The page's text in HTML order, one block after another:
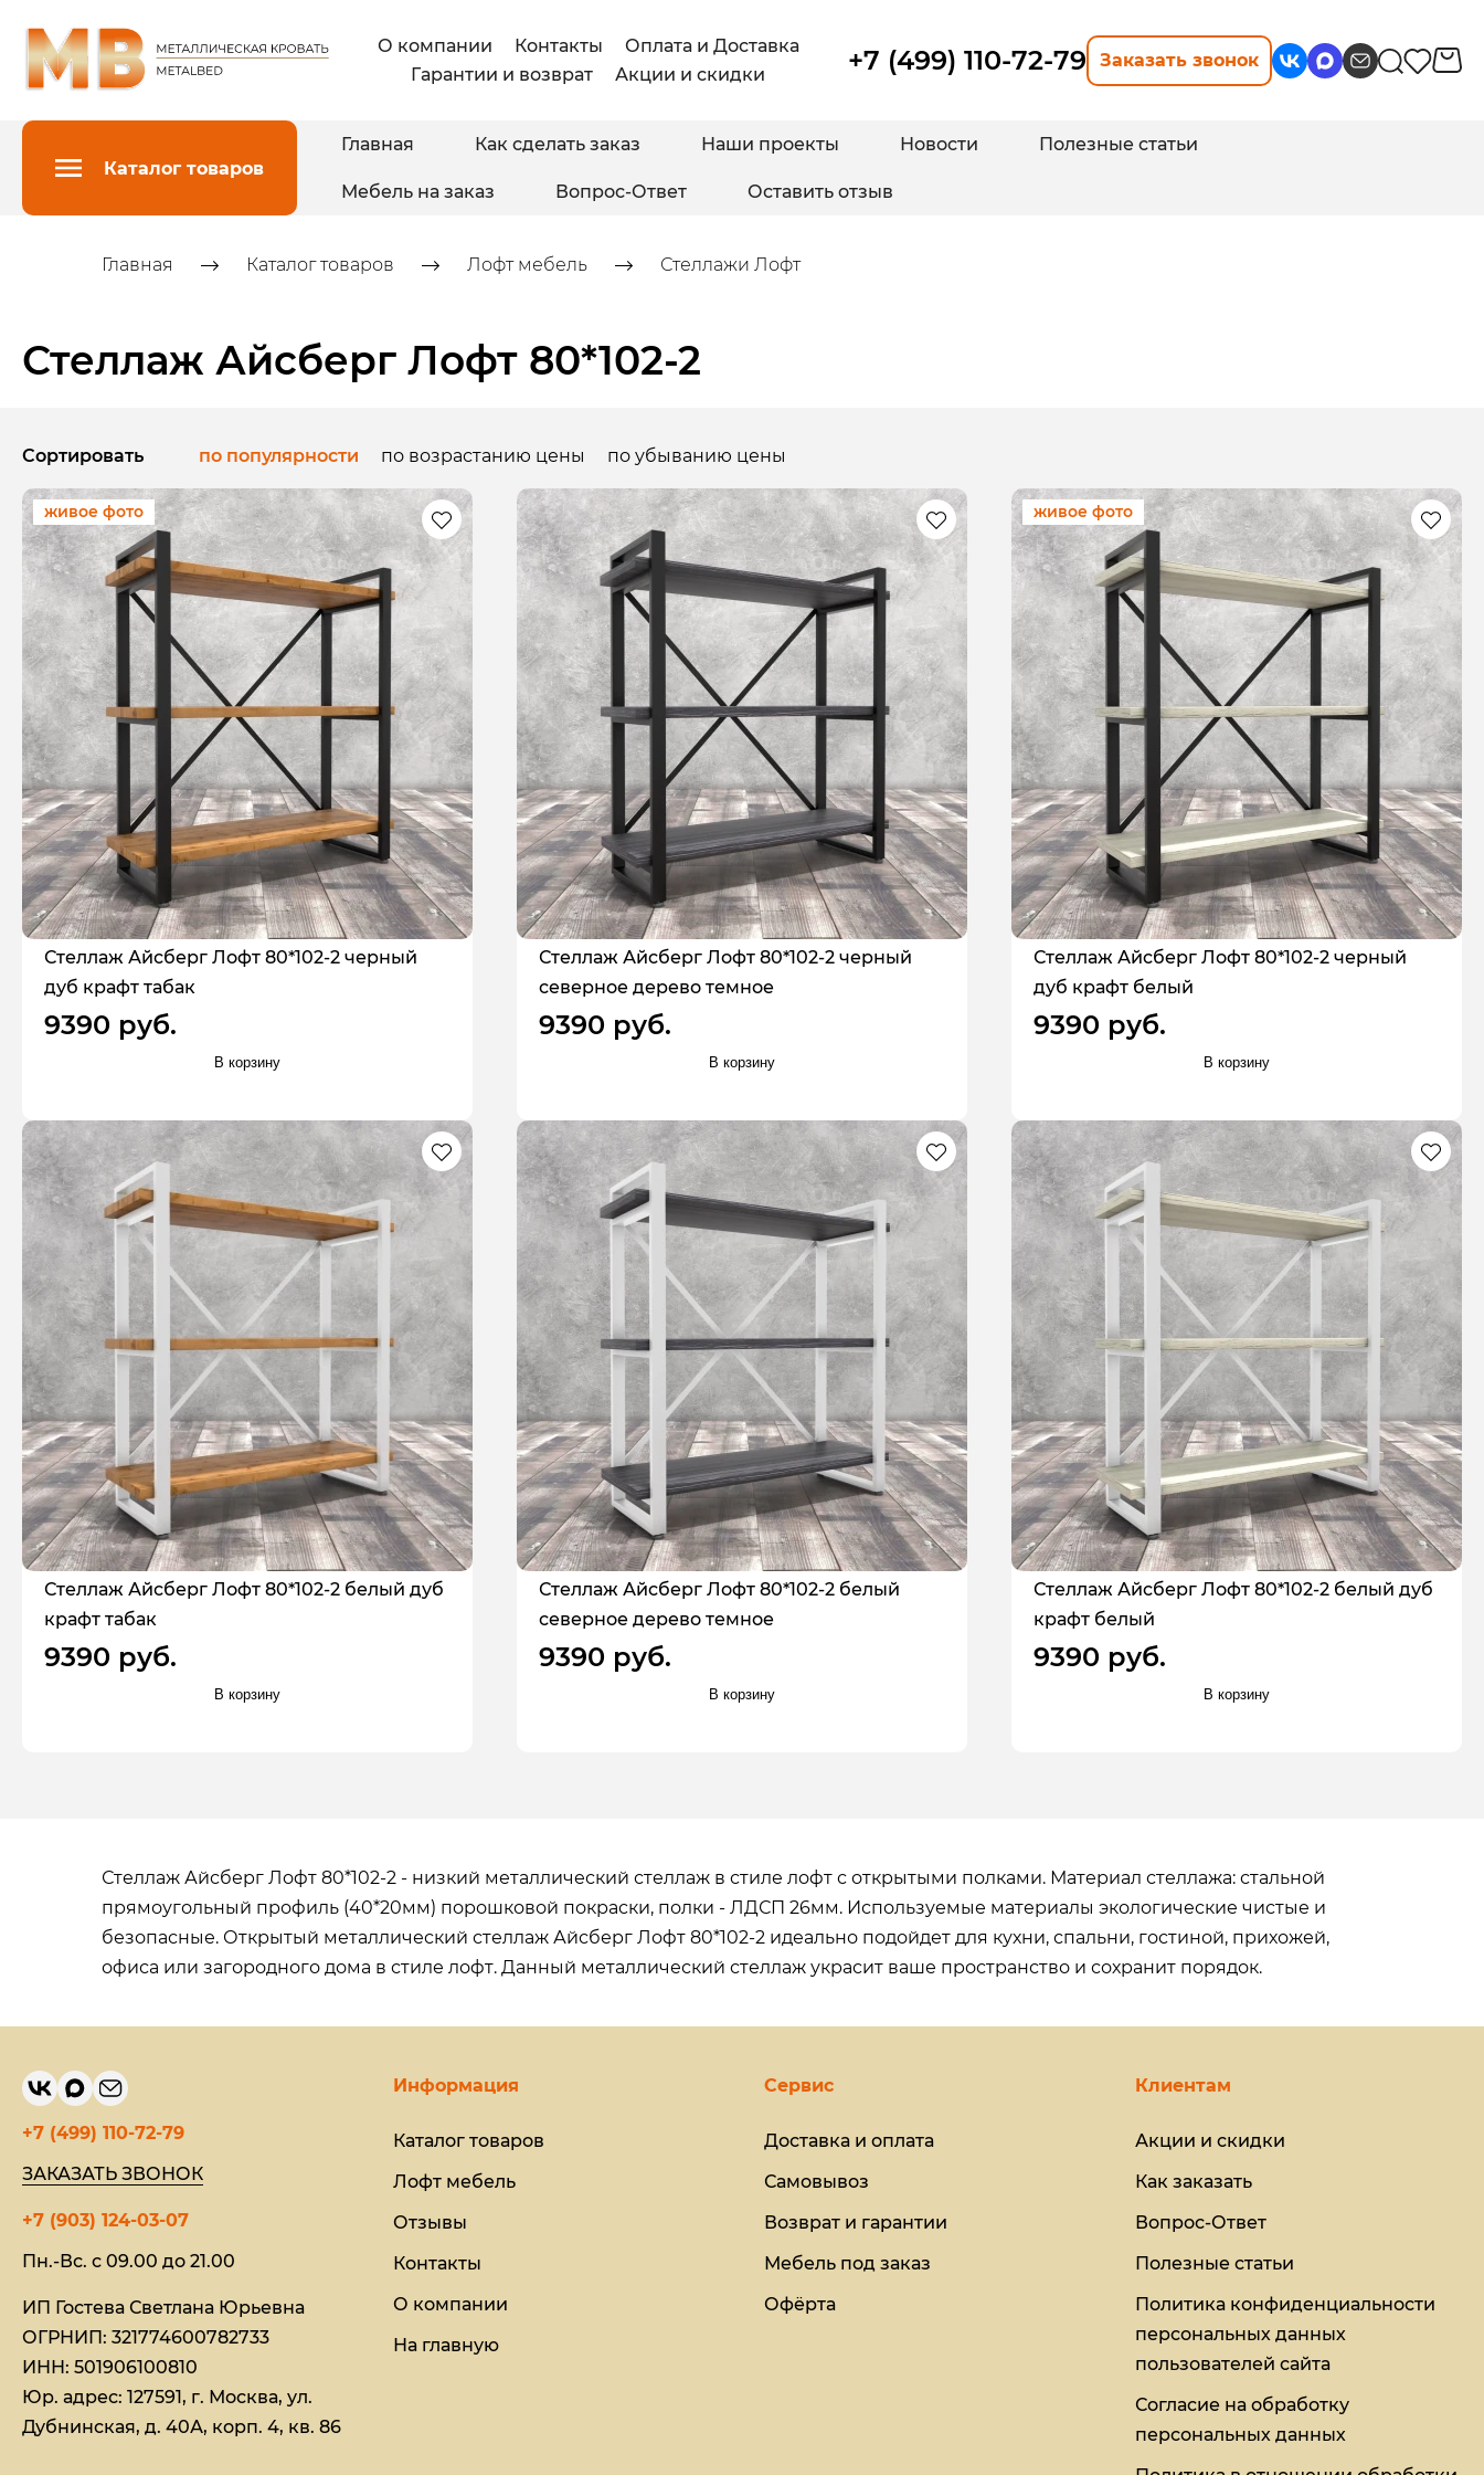
О компании Контакты
Оплата и Доставка
Гарантии и возврат
Акции и скидки +7 (499) 110-72-79 Заказать звонок
Каталог товаров
Главная Как сделать заказ Наши проекты Новости Полезные статьи
Мебель на заказ Вопрос-Ответ Оставить отзыв
Главная Каталог товаров Лофт мебель Стеллажи Лофт
Стеллаж Айсберг Лофт 80*102-2
Сортировать по популярности по возрастанию цены по убыванию цены
живое фото
Стеллаж Айсберг Лофт 80*102-2 черный
дуб крафт табак
9390 руб.
В корзину
Стеллаж Айсберг Лофт 80*102-2 черный
северное дерево темное
9390 руб.
В корзину
живое фото
Стеллаж Айсберг Лофт 80*102-2 черный
дуб крафт белый
9390 руб.
В корзину
Стеллаж Айсберг Лофт 80*102-2 белый дуб
крафт табак
9390 руб.
В корзину
Стеллаж Айсберг Лофт 80*102-2 белый
северное дерево темное
9390 руб.
В корзину
Стеллаж Айсберг Лофт 80*102-2 белый дуб
крафт белый
9390 руб.
В корзину
Стеллаж Айсберг Лофт 80*102-2 - низкий металлический стеллаж в стиле лофт с открытыми полками. Материал стеллажа: стальной
прямоугольный профиль (40*20мм) порошковой покраски, полки - ЛДСП 26мм. Используемые материалы экологические чистые и
безопасные. Открытый металлический стеллаж Айсберг Лофт 80*102-2 идеально подойдет для кухни, спальни, гостиной, прихожей,
офиса или загородного дома в стиле лофт. Данный металлический стеллаж украсит ваше пространство и сохранит порядок.
+7 (499) 110-72-79
ЗАКАЗАТЬ ЗВОНОК
+7 (903) 124-03-07
Пн.-Вс. с 09.00 до 21.00
ИП Гостева Светлана Юрьевна​
ОГРНИП: 321774600782733
ИНН: 501906100810
Юр. адрес: 127591, г. Москва, ул.
Дубнинская, д. 40А, корп. 4, кв. 86
Информация
Каталог товаров
Лофт мебель
Отзывы
Контакты
О компании
На главную
Сервис
Доставка и оплата
Самовывоз
Возврат и гарантии
Мебель под заказ
Офёрта
Клиентам
Акции и скидки
Как заказать
Вопрос-Ответ
Полезные статьи
Политика конфиденциальности
персональных данных
пользователей сайта
Согласие на обработку
персональных данных